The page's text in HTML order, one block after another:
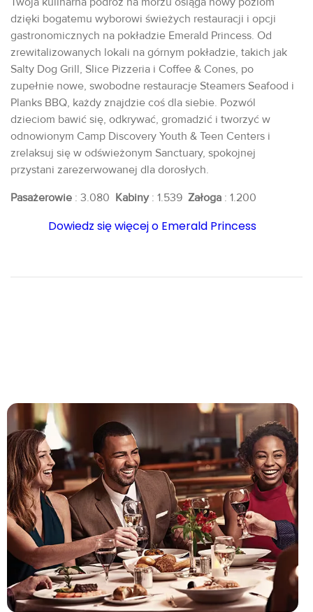
dzięki bogatemu wyborowi świeżych restauracji i opcji
gastronomicznych na pokładzie Emerald Princess. Od
zrewitalizowanych lokali na górnym pokładzie, takich jak
Salty Dog Grill, Slice Pizzeria i Coffee & Cones, po
zupełnie nowe, swobodne restauracje Steamers Seafood i
Planks BBQ, każdy znajdzie coś dla siebie. Pozwól
dzieciom bawić się, odkrywać, gromadzić i tworzyć w
odnowionym Camp Discovery Youth & Teen Centers i
zrelaksuj się w odświeżonym Sanctuary, spokojnej
przystani zarezerwowanej dla dorosłych.
Pasażerowie : 3.080 Kabiny: 1.539 Załoga : 1.200
Dowiedz się więcej o Emerald Princess